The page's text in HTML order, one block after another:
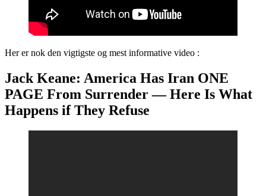
Her er nok den vigtigste og mest informative video :
Jack Keane: America Has Iran ONE
PAGE From Surrender — Here Is What
Happens if They Refuse